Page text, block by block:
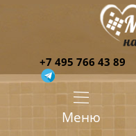
+7 495 766 43 89
Меню